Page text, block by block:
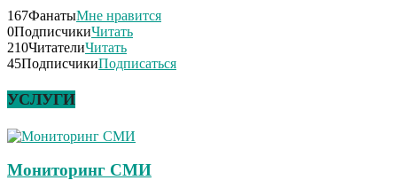
167ФанатыМне нравится
0ПодписчикиЧитать
210ЧитателиЧитать
45ПодписчикиПодписаться
УСЛУГИ
Мониторинг СМИ